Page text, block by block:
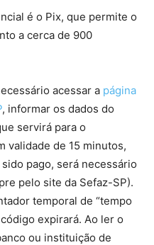
é o Pix, que permite o
a cerca de 900
acessar a página
, informar os dados do
servirá para o
validade de 15 minutos,
pago, será necessário
pelo site da Sefaz-SP).
temporal de “tempo
expirará. Ao ler o
ou instituição de